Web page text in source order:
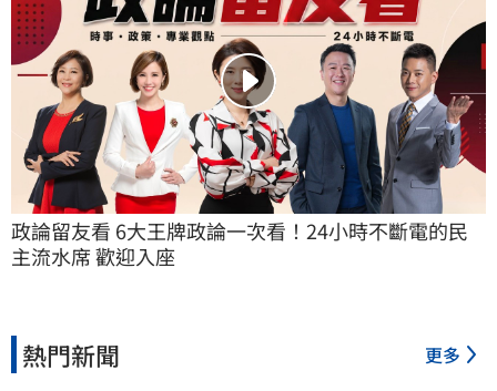
政論留友看 6大王牌政論一次看！24小時不斷電的民
主流水席 歡迎入座
熱門新聞 更多